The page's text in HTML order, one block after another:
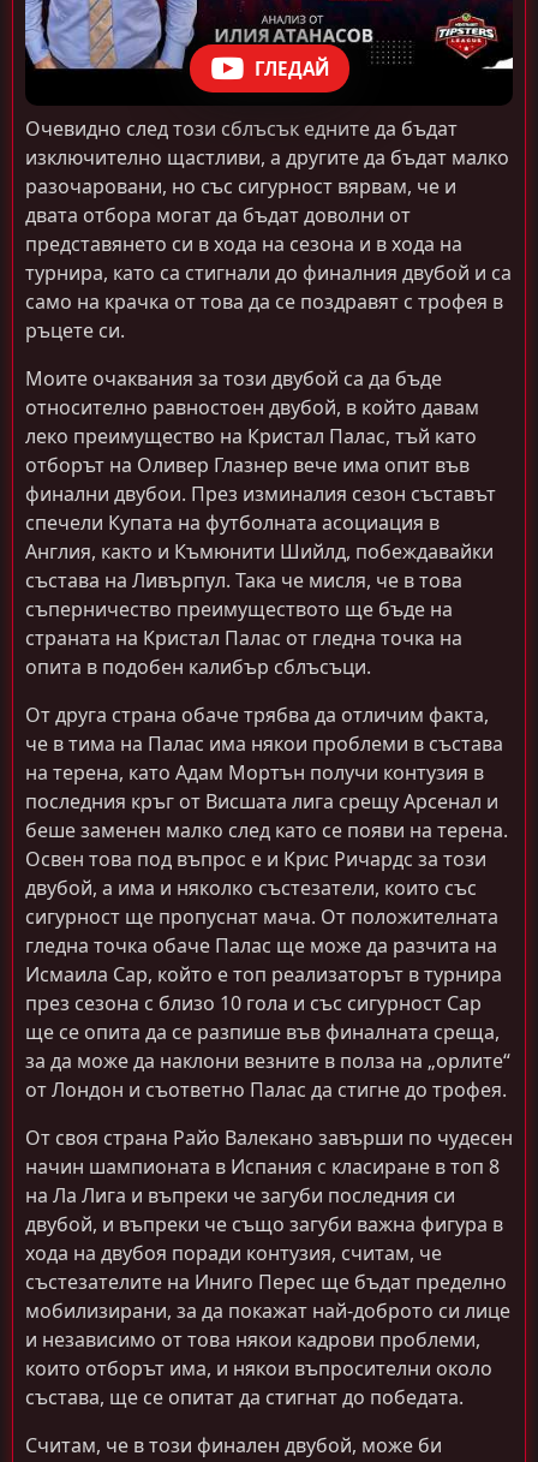
ГЛЕДАЙ
Очевидно след този сблъсък едните да бъдат
изключително щастливи, а другите да бъдат малко
разочаровани, но със сигурност вярвам, че и
двата отбора могат да бъдат доволни от
представянето си в хода на сезона и в хода на
турнира, като са стигнали до финалния двубой и са
само на крачка от това да се поздравят с трофея в
ръцете си.
Моите очаквания за този двубой са да бъде
относително равностоен двубой, в който давам
леко преимущество на Кристал Палас, тъй като
отборът на Оливер Глазнер вече има опит във
финални двубои. През изминалия сезон съставът
спечели Купата на футболната асоциация в
Англия, както и Къмюнити Шийлд, побеждавайки
състава на Ливърпул. Така че мисля, че в това
съперничество преимуществото ще бъде на
страната на Кристал Палас от гледна точка на
опита в подобен калибър сблъсъци.
От друга страна обаче трябва да отличим факта,
че в тима на Палас има някои проблеми в състава
на терена, като Адам Мортън получи контузия в
последния кръг от Висшата лига срещу Арсенал и
беше заменен малко след като се появи на терена.
Освен това под въпрос е и Крис Ричардс за този
двубой, а има и няколко състезатели, които със
сигурност ще пропуснат мача. От положителната
гледна точка обаче Палас ще може да разчита на
Исмаила Сар, който е топ реализаторът в турнира
през сезона с близо 10 гола и със сигурност Сар
ще се опита да се разпише във финалната среща,
за да може да наклони везните в полза на „орлите“
от Лондон и съответно Палас да стигне до трофея.
От своя страна Райо Валекано завърши по чудесен
начин шампионата в Испания с класиране в топ 8
на Ла Лига и въпреки че загуби последния си
двубой, и въпреки че също загуби важна фигура в
хода на двубоя поради контузия, считам, че
състезателите на Иниго Перес ще бъдат пределно
мобилизирани, за да покажат най-доброто си лице
и независимо от това някои кадрови проблеми,
които отборът има, и някои въпросителни около
състава, ще се опитат да стигнат до победата.
Считам, че в този финален двубой, може би